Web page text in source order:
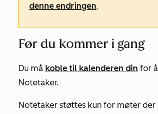
denne endringen.
Før du kommer i gang
Du må koble til kalenderen din for
Notetaker.
Notetaker støttes kun for møter der